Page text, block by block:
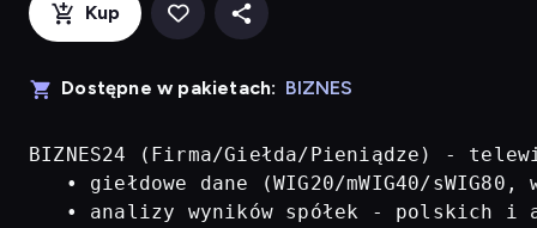
Kup
Dostępne w pakietach: BIZNES
BIZNES24 (Firma/Giełda/Pieniądze) -
• giełdowe dane (WIG20/mWIG40/
• analizy wyników spółek - polskich i